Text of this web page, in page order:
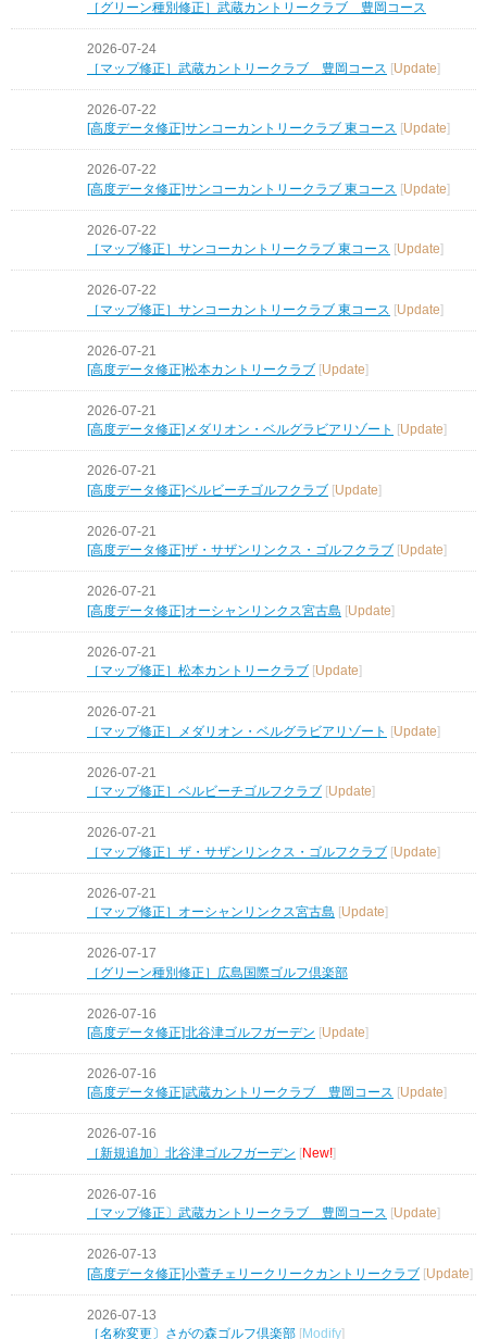
［グリーン種別修正］武蔵カントリークラブ 豊岡コース
2026-07-24
［マップ修正］武蔵カントリークラブ 豊岡コース [Update]
2026-07-22
[高度データ修正]サンコーカントリークラブ 東コース [Update]
2026-07-22
[高度データ修正]サンコーカントリークラブ 東コース [Update]
2026-07-22
［マップ修正］サンコーカントリークラブ 東コース [Update]
2026-07-22
［マップ修正］サンコーカントリークラブ 東コース [Update]
2026-07-21
[高度データ修正]松本カントリークラブ [Update]
2026-07-21
[高度データ修正]メダリオン・ベルグラビアリゾート
Update
2026-07-21
[高度データ修正]ベルビーチゴルフクラブ [Update]
2026-07-21
[高度データ修正]ザ・サザンリンクス・ゴルフクラブ
Update
2026-07-21
[高度データ修正]オーシャンリンクス宮古島 [Update]
2026-07-21
［マップ修正］松本カントリークラブ
Update
2026-07-21
［マップ修正］メダリオン・ベルグラビアリゾート
[Update]
2026-07-21
［マップ修正］ベルビーチゴルフクラブ [Update]
2026-07-21
［マップ修正］ザ・サザンリンクス・ゴルフクラブ [Update]
2026-07-21
［マップ修正］オーシャンリンクス宮古島 [Update]
2026-07-17
［グリーン種別修正］広島国際ゴルフ倶楽部
2026-07-16
[高度データ修正]北谷津ゴルフガーデン [Update]
2026-07-16
[高度データ修正]武蔵カントリークラブ 豊岡コース
Update
2026-07-16
［新規追加〕北谷津ゴルフガーデン [New!]
2026-07-16
［マップ修正〕武蔵カントリークラブ 豊岡コース
Update
2026-07-13
[高度データ修正]小萱チェリークリークカントリークラブ [Update]
2026-07-13
［名称変更〕さがの森ゴルフ倶楽部
Modify